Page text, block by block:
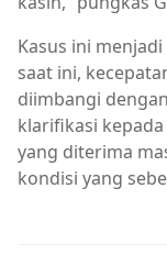
Kasus ini
saat ini,
diimbangi
klarifikasi
yang diterima
kondisi yang